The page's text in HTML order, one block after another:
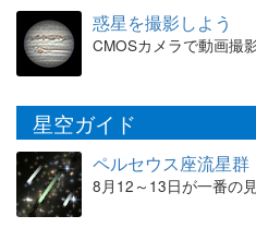
惑星を撮影しよう
CMOSカメラで動画撮
星空ガイド
ペルセウス座流星群
8月12～13日が一番の